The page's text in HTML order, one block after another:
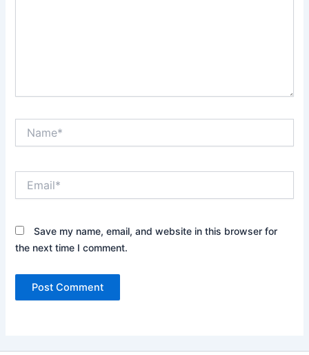
Save my name, email, and website in this browser for
the next time I comment.